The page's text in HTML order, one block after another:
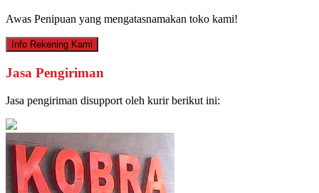
Awas Penipuan yang mengatasnamakan toko kami!
Info Rekening Kami
Jasa Pengiriman
Jasa pengiriman disupport oleh kurir berikut ini: